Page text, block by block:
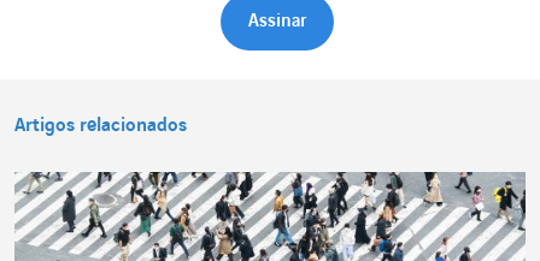
Artigos relacionados